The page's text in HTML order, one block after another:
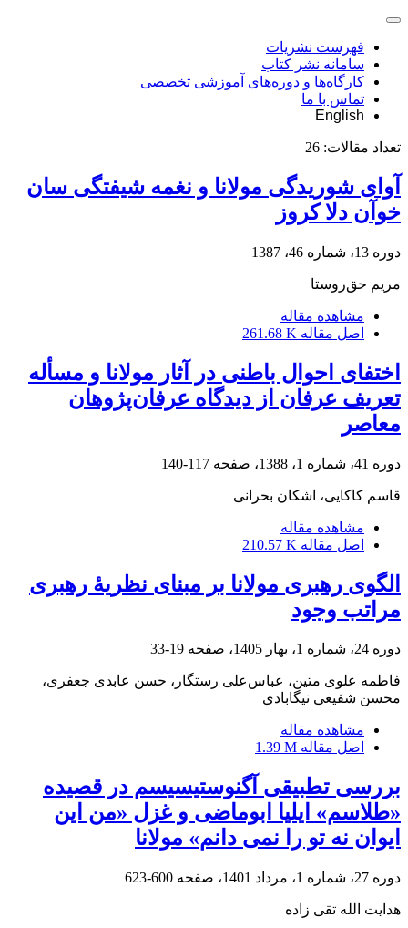
فهرست نشریات
سامانه نشر کتاب
کارگاه‌ها و دوره‌های آموزشی تخصصی
تماس با ما
English
تعداد مقالات: 26
آوای شوریدگی مولانا و نغمه شیفتگی سان
خوآن دلا کروز
دوره 13، شماره 46، 1387
مریم حق‌روستا
مشاهده مقاله
اصل مقاله 261.68 K
اختفای احوال باطنی در آثار مولانا و مسأله
تعریف عرفان از دیدگاه عرفان‌پژوهان
معاصر
دوره 41، شماره 1، 1388، صفحه 117-140
قاسم کاکایی، اشکان بحرانی
مشاهده مقاله
اصل مقاله 210.57 K
الگوی رهبری مولانا بر مبنای نظریۀ رهبری
مراتب وجود
دوره 24، شماره 1، بهار 1405، صفحه 19-33
فاطمه علوی متین، عباس‌علی رستگار، حسن عابدی جعفری،
محسن شفیعی نیگابادی
مشاهده مقاله
اصل مقاله 1.39 M
بررسی تطبیقی آگنوستیسیسم در قصیده
«طلاسم» ایلیا ابوماضی و غزل «من این
ایوان نه تو را نمی دانم» مولانا
دوره 27، شماره 1، مرداد 1401، صفحه 600-623
هدایت الله تقی زاده